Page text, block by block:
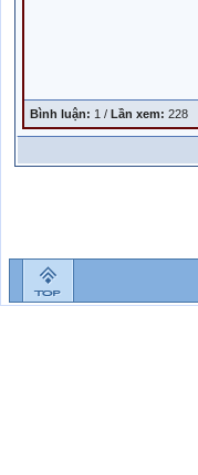
Bình luận: 1 / Lần xem: 228